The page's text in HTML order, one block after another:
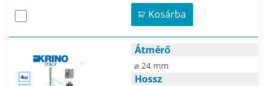
Kosárba
Átmérő
⌀ 24 mm
Hossz